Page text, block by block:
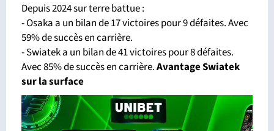
Depuis 2024 sur terre battue :
- Osaka a un bilan de 17 victoires pour 9 défaites. Avec
59% de succès en carrière.
- Swiatek a un bilan de 41 victoires pour 8 défaites.
Avec 85% de succès en carrière.Avantage Swiatek
sur la surface